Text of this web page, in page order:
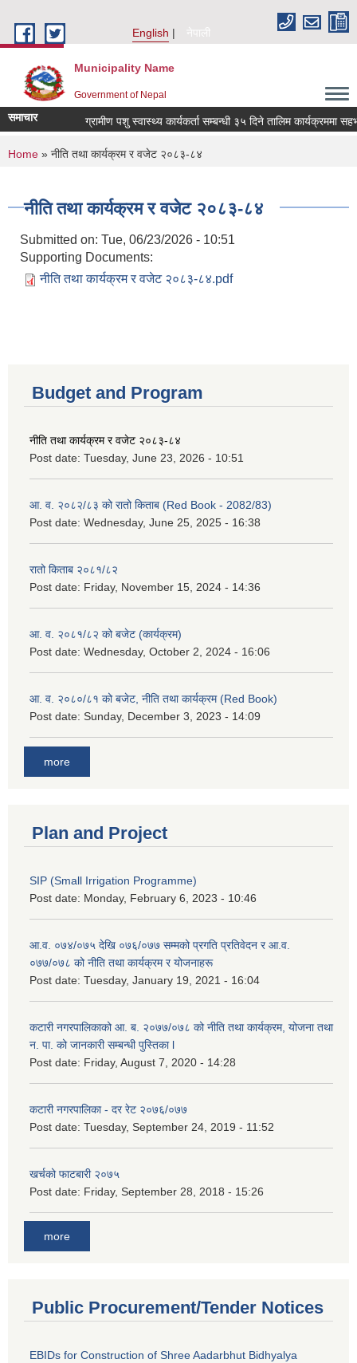
English
नेपाली
Municipality Name
Government of Nepal
समाचार ग्रामीण पशु स्वास्थ्य कार्यकर्ता सम्बन्धी ३५ दिने तालिम कार्यक्रममा
You are here
Home » नीति तथा कार्यक्रम र वजेट २०८३-८४
नीति तथा कार्यक्रम र वजेट २०८३-८४
Submitted on: Tue, 06/23/2026 - 10:51
Supporting Documents:
नीति तथा कार्यक्रम र वजेट २०८३-८४.pdf
Budget and Program
नीति तथा कार्यक्रम र वजेट २०८३-८४
Post date: Tuesday, June 23, 2026 - 10:51
आ. व. २०८२/८३ को रातो किताब (Red Book - 2082/83)
Post date: Wednesday, June 25, 2025 - 16:38
रातो किताब २०८१/८२
Post date: Friday, November 15, 2024 - 14:36
आ. व. २०८१/८२ को बजेट (कार्यक्रम)
Post date: Wednesday, October 2, 2024 - 16:06
आ. व. २०८०/८१ को बजेट, नीति तथा कार्यक्रम (Red Book)
Post date: Sunday, December 3, 2023 - 14:09
more
Plan and Project
SIP (Small Irrigation Programme)
Post date: Monday, February 6, 2023 - 10:46
आ.व. ०७४/०७५ देखि ०७६/०७७ सम्मको प्रगति प्रतिवेदन र आ.व.
०७७/०७८ को नीति तथा कार्यक्रम र योजनाहरू
Post date: Tuesday, January 19, 2021 - 16:04
कटारी नगरपालिकाको आ. ब. २०७७/०७८ को नीति तथा कार्यक्रम, योजना तथा
न. पा. को जानकारी सम्बन्धी पुस्तिका l
Post date: Friday, August 7, 2020 - 14:28
कटारी नगरपालिका - दर रेट २०७६/०७७
Post date: Tuesday, September 24, 2019 - 11:52
खर्चको फाटबारी २०७५
Post date: Friday, September 28, 2018 - 15:26
more
Public Procurement/Tender Notices
EBIDs for Construction of Shree Aadarbhut Bidhyalya